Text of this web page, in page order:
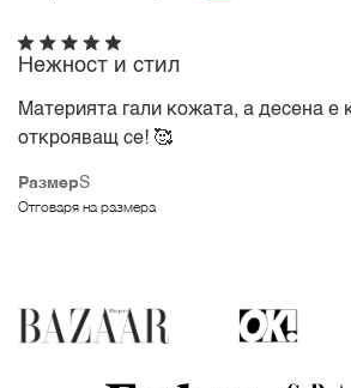
РазмерS
Отговаря на размера
Нежност и стил
Материята гали кожата, а десена е
открояващ се! 🥰